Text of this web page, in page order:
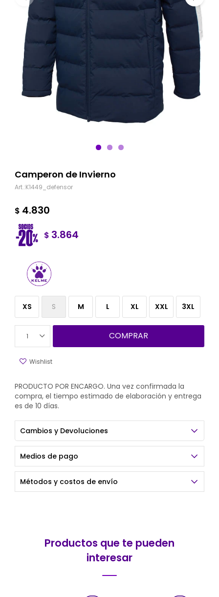
Camperon de Invierno
K1449_defensor
$ 4.830
$ 3.864
XS S M L XL XXL 3XL
1 COMPRAR
PRODUCTO POR ENCARGO. Una vez confirmada la
compra, el tiempo estimado de elaboración y entrega
es de 10 días.
Cambios y Devoluciones
Medios de pago
Métodos y costos de envío
Productos que te pueden
interesar